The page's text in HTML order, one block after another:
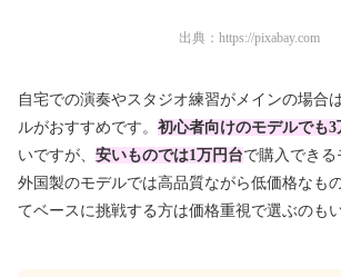
出典： https://pixabay.com
自宅での演奏やスタジオ練習がメインの場合
ルがおすすめです。 初心者向けのモデルでも3
いですが、 安いものでは1万円台で購入できる
外国製のモデルでは高品質ながら低価格なも
てベースに挑戦する方は価格重視で選ぶのも